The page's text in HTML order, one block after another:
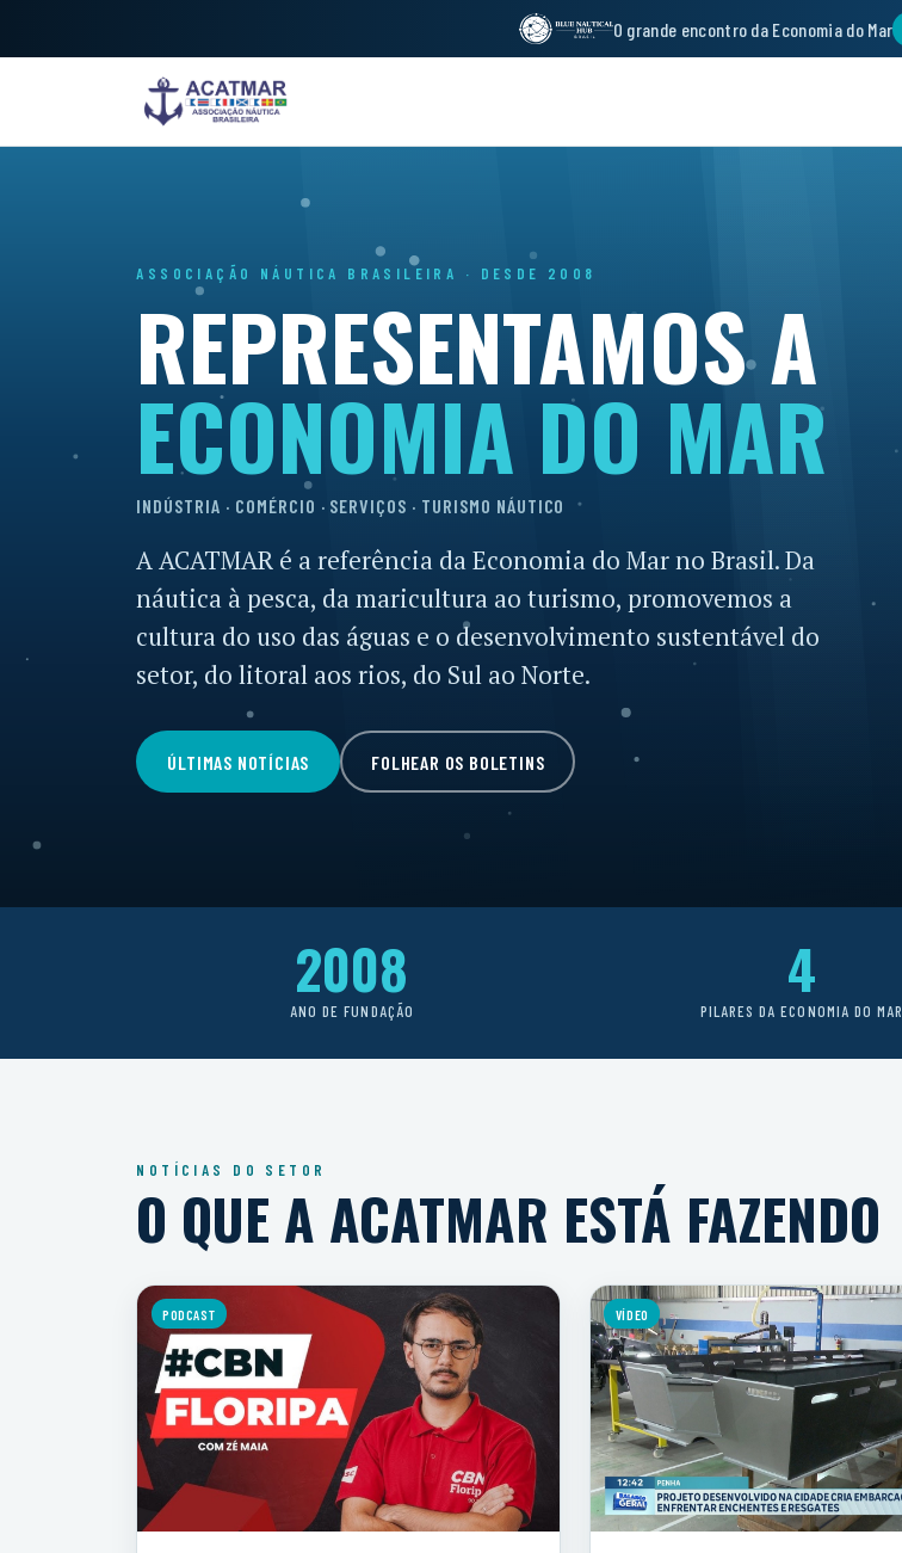
O grande encontro da Economia do Mar
ASSOCIAÇÃO NÁUTICA BRASILEIRA · DESDE 2008
REPRESENTAMOS A
ECONOMIA DO MAR
INDÚSTRIA · COMÉRCIO · SERVIÇOS · TURISMO NÁUTICO
A ACATMAR é a referência da Economia do Mar no Brasil. Da
náutica à pesca, da maricultura ao turismo, promovemos a
cultura do uso das águas e o desenvolvimento sustentável do
setor, do litoral aos rios, do Sul ao Norte.
ÚLTIMAS NOTÍCIAS FOLHEAR OS BOLETINS
2008
ANO DE FUNDAÇÃO
4
PILARES DA ECONOMIA DO MAR
NOTÍCIAS DO SETOR
O QUE A ACATMAR ESTÁ FAZENDO
PODCAST VÍDEO